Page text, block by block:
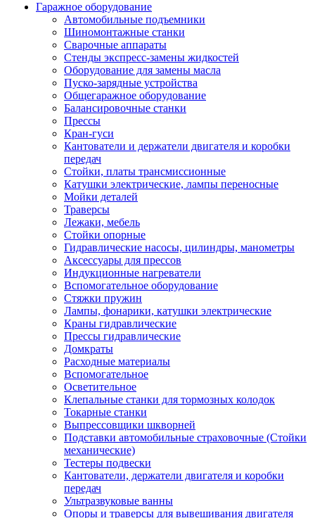
Гаражное оборудование
Автомобильные подъемники
Шиномонтажные станки
Сварочные аппараты
Стенды экспресс-замены жидкостей
Оборудование для замены масла
Пуско-зарядные устройства
Общегаражное оборудование
Балансировочные станки
Прессы
Кран-гуси
Кантователи и держатели двигателя и коробки
передач
Стойки, платы трансмиссионные
Катушки электрические, лампы переносные
Мойки деталей
Траверсы
Лежаки, мебель
Стойки опорные
Гидравлические насосы, цилиндры, манометры
Аксессуары для прессов
Индукционные нагреватели
Вспомогательное оборудование
Стяжки пружин
Лампы, фонарики, катушки электрические
Краны гидравлические
Прессы гидравлические
Домкраты
Расходные материалы
Вспомогательное
Осветительное
Клепальные станки для тормозных колодок
Токарные станки
Выпрессовщики шкворней
Подставки автомобильные страховочные (Стойки
механические)
Тестеры подвески
Кантователи, держатели двигателя и коробки
передач
Ультразвуковые ванны
Опоры и траверсы для вывешивания двигателя